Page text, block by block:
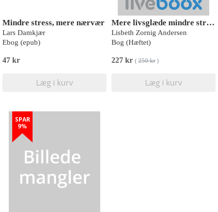
Mindre stress, mere nærvær
Lars Damkjær
Ebog (epub)
47 kr
Læg i kurv
Mere livsglæde mindre stress
Lisbeth Zornig Andersen
Bog (Hæftet)
227 kr ( 250 kr)
Læg i kurv
SPAR
9%